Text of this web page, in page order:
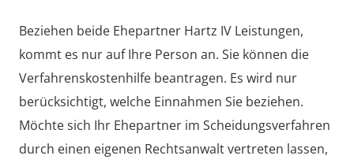
Beziehen beide Ehepartner Hartz IV Leistungen,
kommt es nur auf Ihre Person an. Sie können die
Verfahrenskostenhilfe beantragen. Es wird nur
berücksichtigt, welche Einnahmen Sie beziehen.
Möchte sich Ihr Ehepartner im Scheidungsverfahren
durch einen eigenen Rechtsanwalt vertreten lassen,